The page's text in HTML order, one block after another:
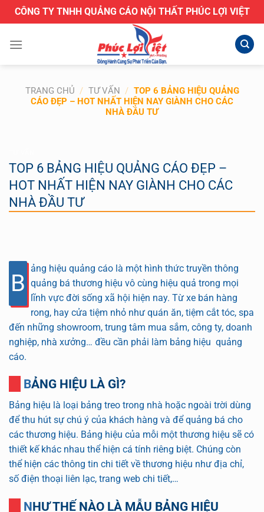
qua
dung
CÔNG TY TNHH QUẢNG CÁO NỘI THẤT PHÚC LỢI VIỆT
TRANG CHỦ / TƯ VẤN / TOP 6 BẢNG HIỆU QUẢNG
CÁO ĐẸP – HOT NHẤT HIỆN NAY GIÀNH CHO CÁC
NHÀ ĐẦU TƯ
TOP 6 BẢNG HIỆU QUẢNG CÁO ĐẸP –
HOT NHẤT HIỆN NAY GIÀNH CHO CÁC
NHÀ ĐẦU TƯ
B
ảng hiệu quảng cáo là một hình thức truyền thông
quảng bá thương hiệu vô cùng hiệu quả trong mọi
lĩnh vực đời sống xã hội hiện nay. Từ xe bán hàng
rong, hay cửa tiệm nhỏ như quán ăn, tiệm cắt tóc, spa
đến những showroom, trung tâm mua sắm, công ty, doanh
nghiệp, nhà xưởng… đều cần phải làm bảng hiệu quảng
cáo.
BẢNG HIỆU LÀ GÌ?
Bảng hiệu là loại bảng treo trong nhà hoặc ngoài trời dùng
để thu hút sự chú ý của khách hàng và để quảng bá cho
các thương hiệu. Bảng hiệu của mỗi một thương hiệu sẽ có
thiết kế khác nhau thể hiện cá tính riêng biệt. Chúng còn
thể hiện các thông tin chi tiết về thương hiệu như địa chỉ,
số điện thoại liên lạc, trang web chi tiết,…
NHƯ THẾ NÀO LÀ MẪU BẢNG HIỆU